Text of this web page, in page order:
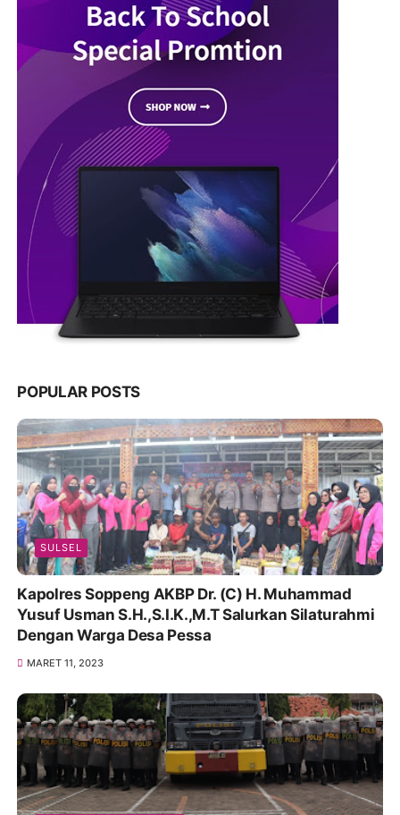
POPULAR POSTS
SULSEL
Kapolres Soppeng AKBP Dr. (C) H. Muhammad
Yusuf Usman S.H.,S.I.K.,M.T Salurkan Silaturahmi
Dengan Warga Desa Pessa
MARET 11, 2023